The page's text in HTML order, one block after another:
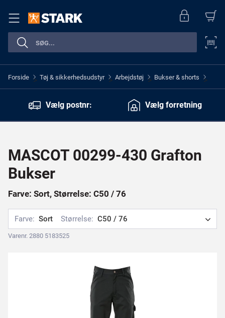
Forside > Tøj & sikkerhedsudstyr > Arbejdstøj > Bukser & shorts >
Vælg postnr: Vælg forretning
MASCOT 00299-430 Grafton
Bukser
Farve: Sort, Størrelse: C50 / 76
Farve: Sort Størrelse: C50 / 76
Varenr. 2880 5183525